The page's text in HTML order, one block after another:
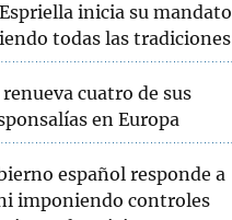
inicia su mandato
todas las tradiciones
renueva cuatro de sus
en Europa
español responde a
imponiendo controles